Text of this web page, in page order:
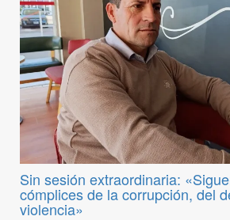
Sin sesión extraordinaria:
cómplices de la corrupción, del
violencia»